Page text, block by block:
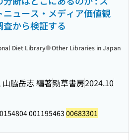
ニュース・メディア価値観
査から検証する
脇岳志 編著勁草書房2024.10
Diet Library Other Libraries in Japan
001195463 00683301